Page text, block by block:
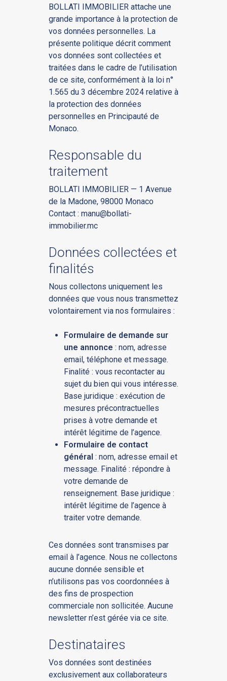
BOLLATI IMMOBILIER attache une
grande importance à la protection de
vos données personnelles. La
présente politique décrit comment
vos données sont collectées et
traitées dans le cadre de l’utilisation
de ce site, conformément à la loi n°
1.565 du 3 décembre 2024 relative à
la protection des données
personnelles en Principauté de
Monaco.
Responsable du
traitement
BOLLATI IMMOBILIER — 1 Avenue
de la Madone, 98000 Monaco
Contact : manu@bollati-
immobilier.mc
Données collectées et
finalités
Nous collectons uniquement les
données que vous nous transmettez
volontairement via nos formulaires :
Formulaire de demande sur
une annonce : nom, adresse
email, téléphone et message.
Finalité : vous recontacter au
sujet du bien qui vous intéresse.
Base juridique : exécution de
mesures précontractuelles
prises à votre demande et
intérêt légitime de l’agence.
Formulaire de contact
général : nom, adresse email et
message. Finalité : répondre à
votre demande de
renseignement. Base juridique :
intérêt légitime de l’agence à
traiter votre demande.
Ces données sont transmises par
email à l’agence. Nous ne collectons
aucune donnée sensible et
n’utilisons pas vos coordonnées à
des fins de prospection
commerciale non sollicitée. Aucune
newsletter n’est gérée via ce site.
Destinataires
Vos données sont destinées
exclusivement aux collaborateurs